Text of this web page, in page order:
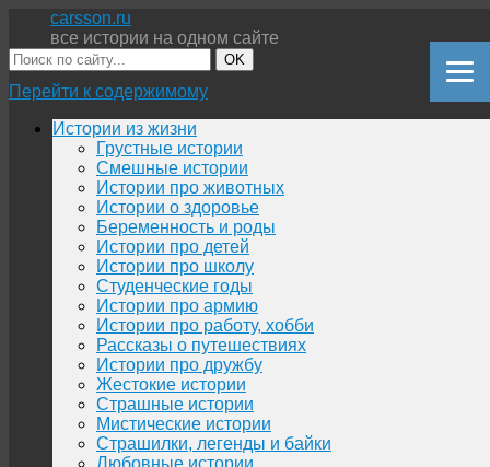
carsson.ru
все истории на одном сайте
OK
Перейти к содержимому
Истории из жизни
Грустные истории
Смешные истории
Истории про животных
Истории о здоровье
Беременность и роды
Истории про детей
Истории про школу
Студенческие годы
Истории про армию
Истории про работу, хобби
Рассказы о путешествиях
Истории про дружбу
Жестокие истории
Страшные истории
Мистические истории
Страшилки, легенды и байки
Любовные истории